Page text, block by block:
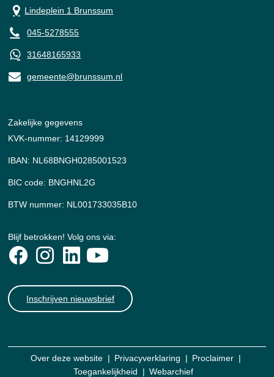
Lindeplein 1 Brunssum
045-5278555
31648165933
gemeente@brunssum.nl
Zakelijke gegevens
KVK-nummer: 14129999
IBAN: NL68BNGH0285001523
BIC code: BNGHNL2G
BTW nummer: NL001733035B10
Blijf betrokken! Volg ons via:
Inschrijven nieuwsbrief
Over deze website Privacyverklaring
Proclaimer
Toegankelijkheid
Webarchief